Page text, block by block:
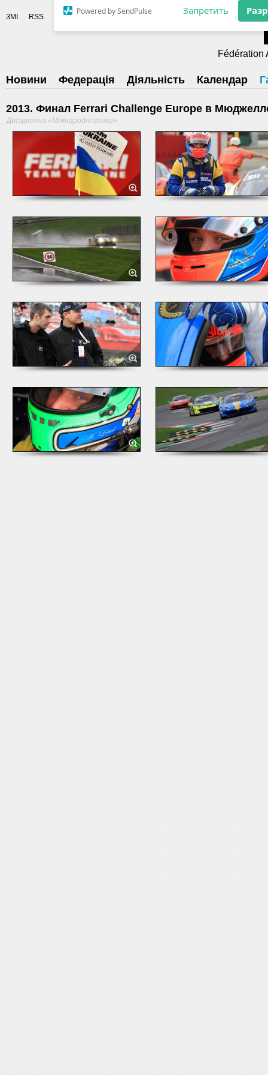
Разрешите сайту fau.ua отправлять
уведомления на рабочий стол
ЗМІ RSS
Fédération
Новини Федерація Діяльність Календар
2013. Финал Ferrari Challenge Europe в
Дисципліна «Міжнародні гонки»